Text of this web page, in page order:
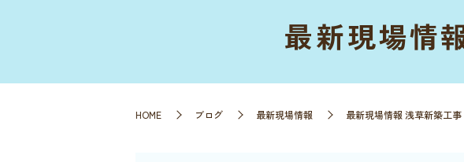
最新現場情
HOME ブログ 最新現場情報 最新現場情報 浅草新築工